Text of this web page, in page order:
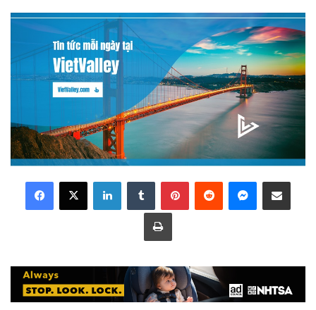
LinkedInTumblr PinterestReddit Messenger
Share via Email
Print